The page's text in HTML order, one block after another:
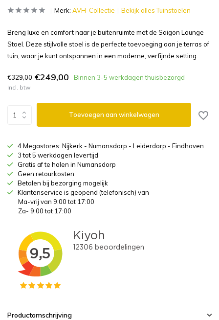
Merk: AVH-Collectie Bekijk alles Tuinstoelen
Breng luxe en comfort naar je buitenruimte met de Saigon Lounge
Stoel. Deze stijlvolle stoel is de perfecte toevoeging aan je terras of
tuin, waar je kunt ontspannen in een moderne, verfijnde setting.
€329,00 €249,00 Binnen 3-5 werkdagen thuisbezorgd
Incl. btw
Toevoegen aan winkelwagen
4 Megastores: Nijkerk - Numansdorp - Leiderdorp - Eindhoven
3 tot 5 werkdagen levertijd
Gratis af te halen in Numansdorp
Geen retourkosten
Betalen bij bezorging mogelijk
Klantenservice is geopend (telefonisch) van
Ma-vrij van 9:00 tot 17:00
Za- 9:00 tot 17:00
Productomschrijving